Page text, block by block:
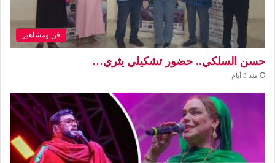
فن ومشاهير
حسن السلكي.. حضور تشكيلي يثري…
منذ 3 أيام